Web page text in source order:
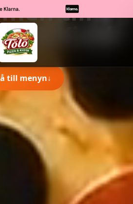
till
& Kiosk
till menyn↓